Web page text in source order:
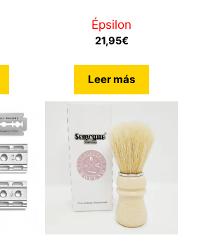
Épsilon
21,95€
Leer más